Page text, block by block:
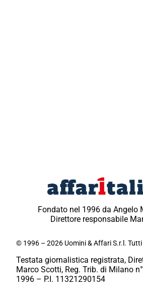
Fondato nel 1996 da Angelo
Direttore responsabile
© 1996 – 2026 Uomini & Affari S.r.l.
Testata giornalistica registrata,
Marco Scotti, Reg. Trib. di Milano
1996 – P.I. 11321290154